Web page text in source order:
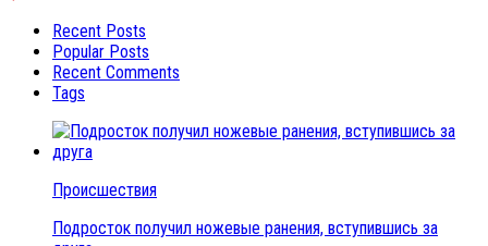
Recent Posts
Popular Posts
Recent Comments
Tags
Происшествия
Подросток получил ножевые ранения, вступившись за